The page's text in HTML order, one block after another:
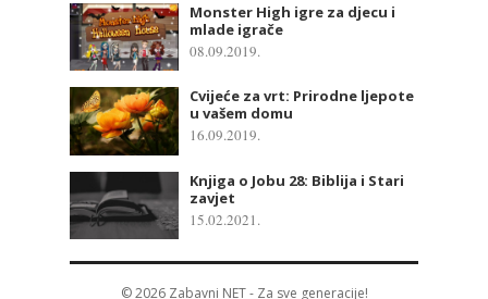
Monster High igre za djecu i
mlade igrače
08.09.2019.
Cvijeće za vrt: Prirodne ljepote
u vašem domu
16.09.2019.
Knjiga o Jobu 28: Biblija i Stari
zavjet
15.02.2021.
© 2026 Zabavni NET- Za sve generacije!